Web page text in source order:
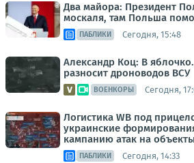
Два майора: Президент
москаля, там Польша
ПАБЛИКИ Сегодня, 15:48
Александр Коц: В
разносит дроноводов ВСУ
ВОЕНКОРЫ Сегодня,
Логистика WB под
украинские
кампанию атак на
ПАБЛИКИ Сегодня, 14:33